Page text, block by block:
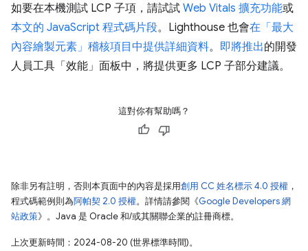
如要在本機測試 LCP 子項，請試試 Web Vitals 擴充功能或
本文的 JavaScript 程式碼片段。Lighthouse 也會在「最大
內容繪製元素」稽核項目中提供詳細資料。 即將推出的開發
人員工具「效能」面板中，將提供更多 LCP 子部分建議。
這對你有幫助嗎？
除非另有註明，否則本頁面中的內容是採用創用 CC 姓名標示 4.0 授權 ，
程式碼範例則為阿帕契 2.0 授權。詳情請參閱《Google Developers 網
站政策》。Java 是 Oracle 和/或其關聯企業的註冊商標。
上次更新時間：2024-08-20 (世界標準時間)。